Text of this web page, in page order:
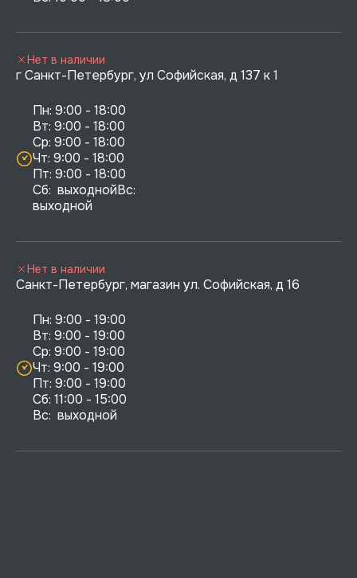
г Санкт-Петербург, ул Софийская, д 137 к 1
Пн: 9:00 - 18:00
Вт: 9:00 - 18:00
Ср: 9:00 - 18:00
Чт: 9:00 - 18:00
Пт: 9:00 - 18:00
Сб:  выходнойВс:
выходной
Нет в наличии
Санкт-Петербург, магазин ул. Софийская, д 16
Пн: 9:00 - 19:00
Вт: 9:00 - 19:00
Ср: 9:00 - 19:00
Чт: 9:00 - 19:00
Пт: 9:00 - 19:00
Сб: 11:00 - 15:00
Вс:  выходной
Нет в наличии